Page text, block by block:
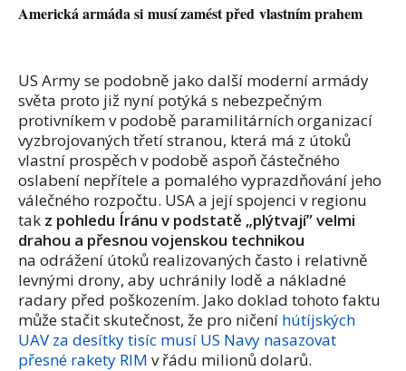
Americká armáda si musí zamést před vlastním prahem
US Army se podobně jako další moderní armády
světa proto již nyní potýká s nebezpečným
protivníkem v podobě paramilitárních organizací
vyzbrojovaných třetí stranou, která má z útoků
vlastní prospěch v podobě aspoň částečného
oslabení nepřítele a pomalého vyprazdňování jeho
válečného rozpočtu. USA a její spojenci v regionu
tak z pohledu Íránu v podstatě „plýtvají” velmi
drahou a přesnou vojenskou technikou
na odrážení útoků realizovaných často i relativně
levnými drony, aby uchránily lodě a nákladné
radary před poškozením. Jako doklad tohoto faktu
může stačit skutečnost, že pro ničení hútíjských
UAV za desítky tisíc musí US Navy nasazovat
přesné rakety RIM v řádu milionů dolarů.